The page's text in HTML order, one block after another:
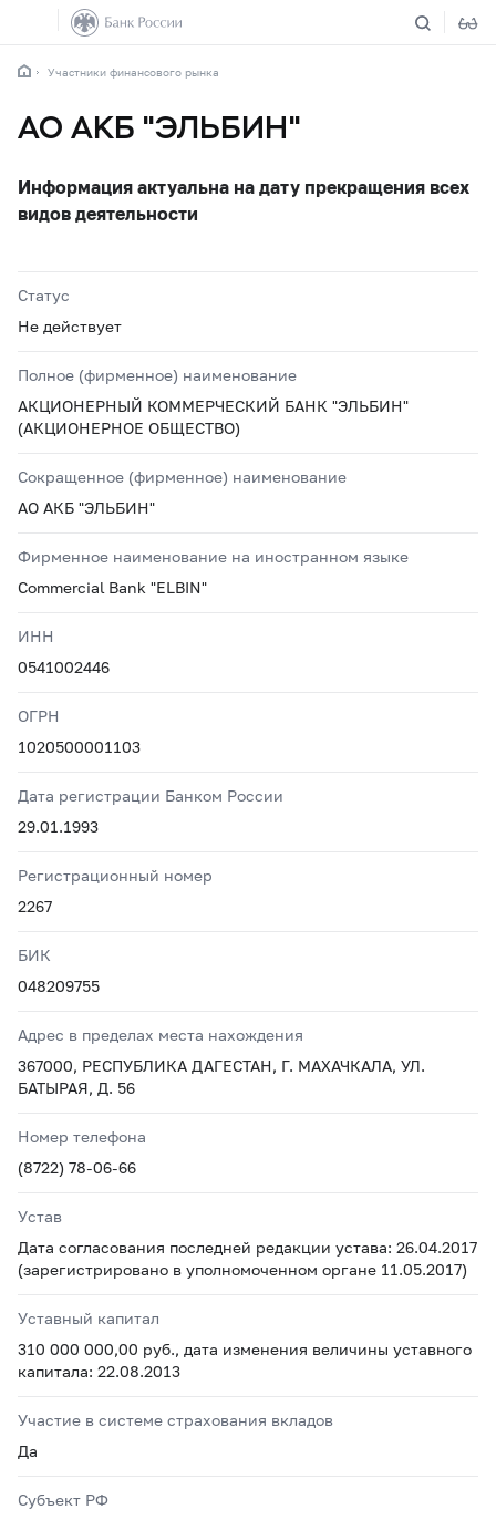
Участники финансового рынка
АО АКБ "ЭЛЬБИН"
Информация актуальна на дату прекращения всех
видов деятельности
Статус
Не действует
Полное (фирменное) наименование
АКЦИОНЕРНЫЙ КОММЕРЧЕСКИЙ БАНК "ЭЛЬБИН"
(АКЦИОНЕРНОЕ ОБЩЕСТВО)
Сокращенное (фирменное) наименование
АО АКБ "ЭЛЬБИН"
Фирменное наименование на иностранном языке
Commercial Bank "ELBIN"
ИНН
0541002446
ОГРН
1020500001103
Дата регистрации Банком России
29.01.1993
Регистрационный номер
2267
БИК
048209755
Адрес в пределах места нахождения
367000, РЕСПУБЛИКА ДАГЕСТАН, Г. МАХАЧКАЛА, УЛ.
БАТЫРАЯ, Д. 56
Номер телефона
(8722) 78-06-66
Устав
Дата согласования последней редакции устава: 26.04.2017
(зарегистрировано в уполномоченном органе 11.05.2017)
Уставный капитал
310 000 000,00 руб., дата изменения величины уставного
капитала: 22.08.2013
Участие в системе страхования вкладов
Да
Субъект РФ